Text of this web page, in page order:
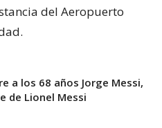
del Aeropuerto
a los 68 años Jorge Messi,
de Lionel Messi